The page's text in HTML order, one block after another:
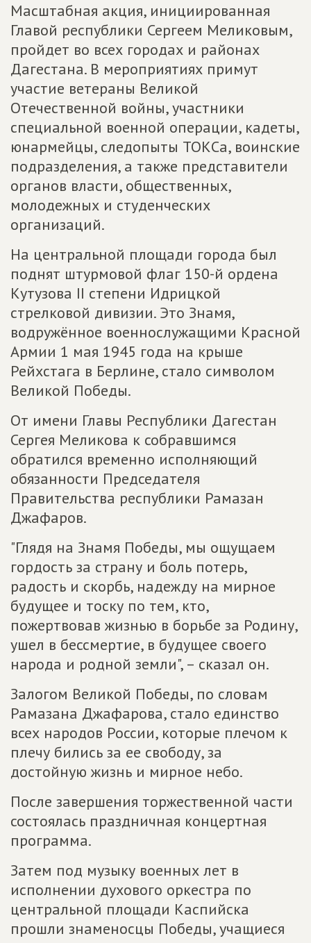
Масштабная акция, инициированная
Главой республики Сергеем Меликовым,
пройдет во всех городах и районах
Дагестана. В мероприятиях примут
участие ветераны Великой
Отечественной войны, участники
специальной военной операции, кадеты,
юнармейцы, следопыты ТОКСа, воинские
подразделения, а также представители
органов власти, общественных,
молодежных и студенческих
организаций.
На центральной площади города был
поднят штурмовой флаг 150-й ордена
Кутузова II степени Идрицкой
стрелковой дивизии. Это Знамя,
водружённое военнослужащими Красной
Армии 1 мая 1945 года на крыше
Рейхстага в Берлине, стало символом
Великой Победы.
От имени Главы Республики Дагестан
Сергея Меликова к собравшимся
обратился временно исполняющий
обязанности Председателя
Правительства республики Рамазан
Джафаров.
"Глядя на Знамя Победы, мы ощущаем
гордость за страну и боль потерь,
радость и скорбь, надежду на мирное
будущее и тоску по тем, кто,
пожертвовав жизнью в борьбе за Родину,
ушел в бессмертие, в будущее своего
народа и родной земли", – сказал он.
Залогом Великой Победы, по словам
Рамазана Джафарова, стало единство
всех народов России, которые плечом к
плечу бились за ее свободу, за
достойную жизнь и мирное небо.
После завершения торжественной части
состоялась праздничная концертная
программа.
Затем под музыку военных лет в
исполнении духового оркестра по
центральной площади Каспийска
прошли знаменосцы Победы, учащиеся